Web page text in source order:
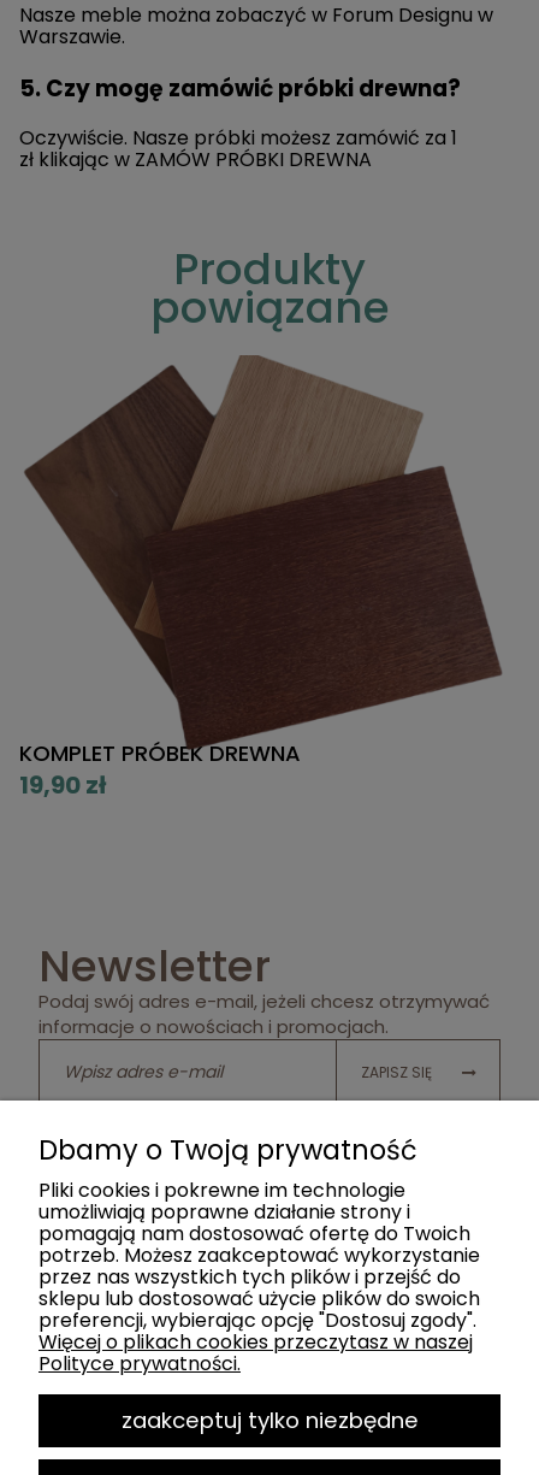
Nasze meble można zobaczyć w Forum Designu w
Warszawie.
5. Czy mogę zamówić próbki drewna?
Oczywiście. Nasze próbki możesz zamówić za 1
zł klikając w ZAMÓW PRÓBKI DREWNA
Produkty
powiązane
KOMPLET PRÓBEK DREWNA
19,90 zł
Newsletter
Podaj swój adres e-mail, jeżeli chcesz otrzymywać
informacje o nowościach i promocjach.
ZAPISZ SIĘ
prywatności
POMOC
KATEGORIE
MOJE KONTO
Dbamy o Twoją prywatność
Pliki cookies i pokrewne im technologie
umożliwiają poprawne działanie strony i
pomagają nam dostosować ofertę do Twoich
potrzeb. Możesz zaakceptować wykorzystanie
przez nas wszystkich tych plików i przejść do
sklepu lub dostosować użycie plików do swoich
preferencji, wybierając opcję "Dostosuj zgody".
Więcej o plikach cookies przeczytasz w naszej
Polityce prywatności.
zaakceptuj tylko niezbędne